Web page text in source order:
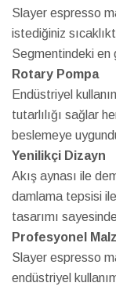
Slayer espresso
istediğiniz
Segmentindeki en
Rotary Pompa
Endüstriyel
tutarlılığı sağlar
beslemeye
Yenilikçi Dizayn
Akış aynası ile
damlama tepsisi
tasarımı
Profesyonel
Slayer espresso
endüstriyel